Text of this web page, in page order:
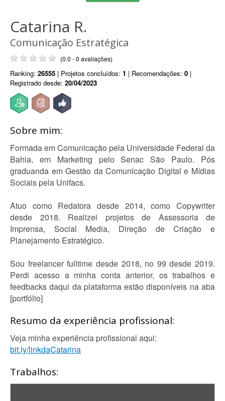
Catarina R.
Comunicação Estratégica
(0.0 - 0 avaliações)
Ranking: 26555 | Projetos concluídos: 1 | Recomendações: 0 |
Registrado desde: 20/04/2023
Sobre mim:
Formada em Comunicação pela Universidade Federal da
Bahia, em Marketing pelo Senac São Paulo. Pós
graduanda em Gestão da Comunicação Digital e Mídias
Sociais pela Unifacs.
Atuo como Redatora desde 2014, como Copywriter
desde 2018. Realizei projetos de Assessoria de
Imprensa, Social Media, Direção de Criação e
Planejamento Estratégico.
Sou freelancer fulltime desde 2018, no 99 desde 2019.
Perdi acesso a minha conta anterior, os trabalhos e
feedbacks daqui da plataforma estão disponíveis na aba
[portfólio]
Resumo da experiência profissional:
Veja minha experiência profissional aqui:
bit.ly/linkdaCatarina
Trabalhos: